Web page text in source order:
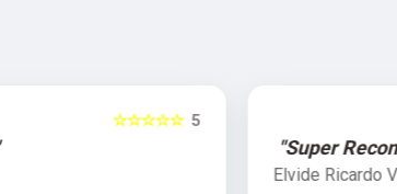
Recomendo!!!"